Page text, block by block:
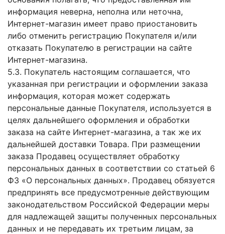
информация неверна, неполна или неточна,
Интернет-магазин имеет право приостановить
либо отменить регистрацию Покупателя и/или
отказать Покупателю в регистрации на сайте
Интернет-магазина.
5.3. Покупатель настоящим соглашается, что
указанная при регистрации и оформлении заказа
информация, которая может содержать
персональные данные Покупателя, используется в
целях дальнейшего оформления и обработки
заказа на сайте Интернет-магазина, а так же их
дальнейшей доставки Товара. При размещении
заказа Продавец осуществляет обработку
персональных данных в соответствии со статьей 6
ФЗ «О персональных данных». Продавец обязуется
предпринять все предусмотренные действующим
законодательством Российской Федерации меры
для надлежащей защиты полученных персональных
данных и не передавать их третьим лицам, за